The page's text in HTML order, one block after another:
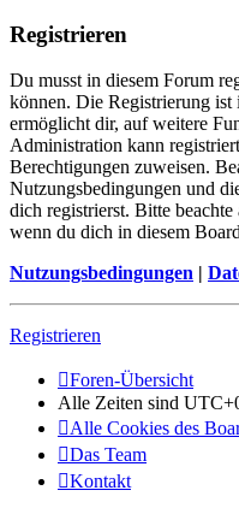
Registrieren
Du musst in diesem Forum
können. Die Registrierung
ermöglicht dir, auf weitere
Administration kann
Berechtigungen zuweisen.
Nutzungsbedingungen und
dich registrierst. Bitte
wenn du dich in diesem
Nutzungsbedingungen |
Registrieren
Foren-Übersicht
Alle Zeiten sind
Alle Cookies des
Das Team
Kontakt